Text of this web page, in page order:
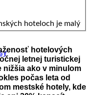
hotelových
letnej turistickej
nižšia ako v minulom
počas leta od
mestské hotely, kde